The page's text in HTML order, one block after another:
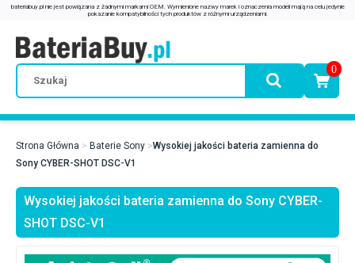
0
Strona Główna Baterie Sony
Wysokiej jakości bateria zamienna do
Sony CYBER-SHOT DSC-V1
Wysokiej jakości bateria zamienna do Sony CYBER-
SHOT DSC-V1